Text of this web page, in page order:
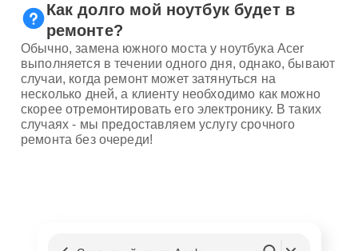
Как долго мой ноутбук будет в
ремонте?
Обычно, замена южного моста у ноутбука Acer
выполняется в течении одного дня, однако, бывают
случаи, когда ремонт может затянуться на
несколько дней, а клиенту необходимо как можно
скорее отремонтировать его электронику. В таких
случаях - мы предоставляем услугу срочного
ремонта без очереди!